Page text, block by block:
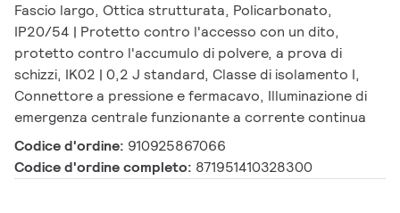
Fascio largo, Ottica strutturata, Policarbonato,
IP20/54 | Protetto contro l'accesso con un dito,
protetto contro l'accumulo di polvere, a prova di
schizzi, IK02 | 0,2 J standard, Classe di isolamento I,
Connettore a pressione e fermacavo, Illuminazione di
emergenza centrale funzionante a corrente continua
Codice d'ordine: 910925867066
Codice d'ordine completo: 871951410328300